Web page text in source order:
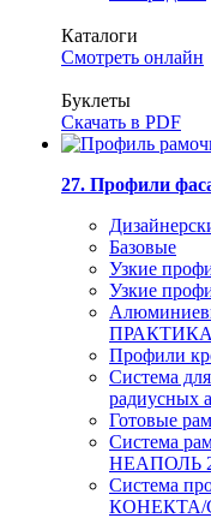
Каталоги
Смотреть онлайн
Буклеты
Скачать в PDF
27. Профили
Базовые
Узкие
Узкие
Профили
Система
радиусных
Готовые
Система
НЕАПОЛЬ
Система
КОНЕКТА/